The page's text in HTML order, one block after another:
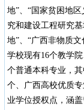
地”、“国家贫困地
究和建设工程研究
地”、“广西非物质文
学校现有16个教学
个普通本科专业，
个、广西高校优质
业学位授权点，涵